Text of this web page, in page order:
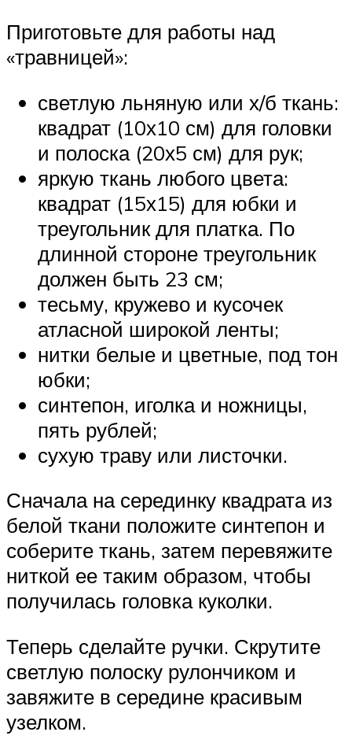
Приготовьте для работы над
«травницей»:
светлую льняную или х/б ткань:
квадрат (10х10 см) для головки
и полоска (20х5 см) для рук;
яркую ткань любого цвета:
квадрат (15х15) для юбки и
треугольник для платка. По
длинной стороне треугольник
должен быть 23 см;
тесьму, кружево и кусочек
атласной широкой ленты;
нитки белые и цветные, под тон
юбки;
синтепон, иголка и ножницы,
пять рублей;
сухую траву или листочки.
Сначала на серединку квадрата из
белой ткани положите синтепон и
соберите ткань, затем перевяжите
ниткой ее таким образом, чтобы
получилась головка куколки.
Теперь сделайте ручки. Скрутите
светлую полоску рулончиком и
завяжите в середине красивым
узелком.